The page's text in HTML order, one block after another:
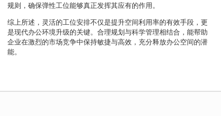
规则，确保弹性工位能够真正发挥其应有的作用。
综上所述，灵活的工位安排不仅是提升空间利用率的有效手段，更
是现代办公环境升级的关键。合理规划与科学管理相结合，能帮助
企业在激烈的市场竞争中保持敏捷与高效，充分释放办公空间的潜
能。